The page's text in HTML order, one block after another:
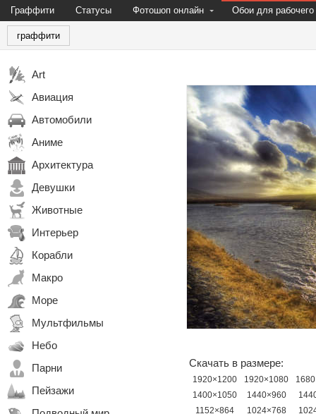
Граффити Статусы Фотошоп онлайн Обои для рабочего
граффити
Art
Авиация
Автомобили
Аниме
Архитектура
Девушки
Животные
Интерьер
Корабли
Макро
Море
Мультфильмы
Небо
Парни
Пейзажи
Скачать в размере:
1920×1200 1920×1080
1400×1050
1440×960
1152×864
1024×768